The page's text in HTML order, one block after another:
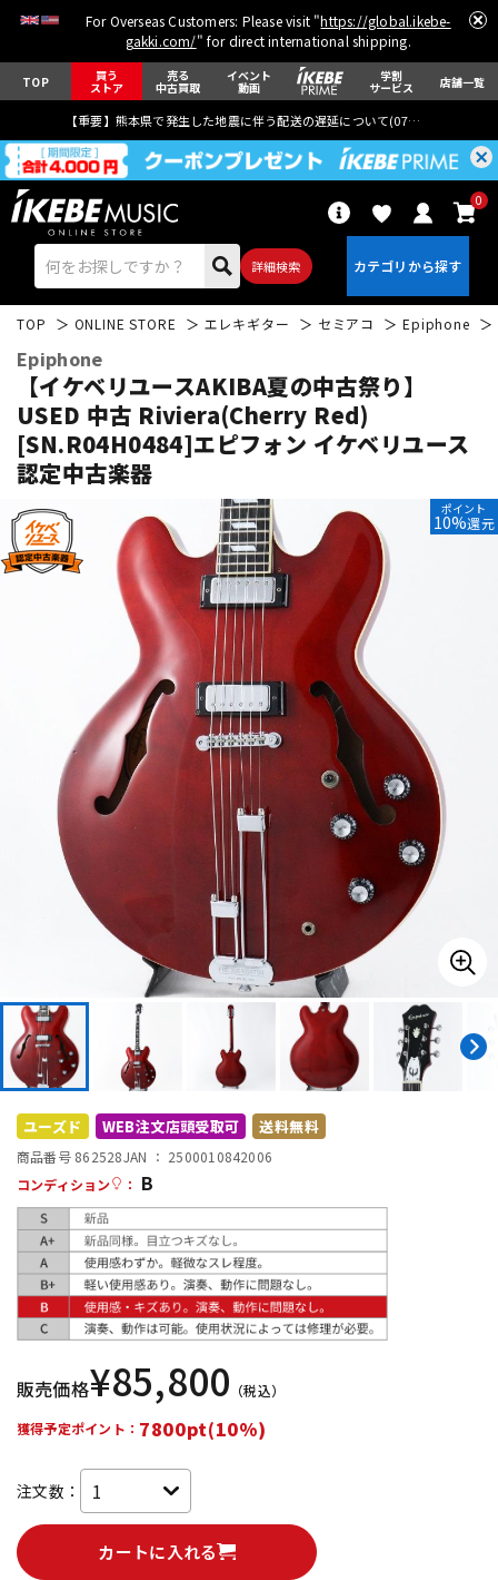
For Overseas Customers: Please visit "https://global.ikebe-
gakki.com/" for direct international shipping.
TOP 買う
ストア
売る
中古買取
イベント
動画
学割
サービス 店舗一覧
【重要】熊本県で発生した地震に伴う配送の遅延について(07月29日
詳細検索
0
エレキギター アコギ/エレアコ
ベース ウクレレ
ドラム パーカッション
キーボード 電子ピアノ
管楽器 その他楽器
エフェクター
DJ機器
DTM オンライン納品 レコーディング機器
配信/ライブ機器 楽器アクセサリ
中古
TOP ONLINE STORE エレキギター セミアコ Epiphone
Epiphone
【イケベリユースAKIBA夏の中古祭り】
USED 中古 Riviera(Cherry Red)
[SN.R04H0484]エピフォン イケベリユース
認定中古楽器
ポイント
10%還元
ユーズド WEB注文店頭受取可 送料無料
商品番号 862528JAN ： 2500010842006
コンディション
： B
販売価格¥85,800 （税込）
獲得予定ポイント： 7800pt(10%)
注文数：
カートに入れる